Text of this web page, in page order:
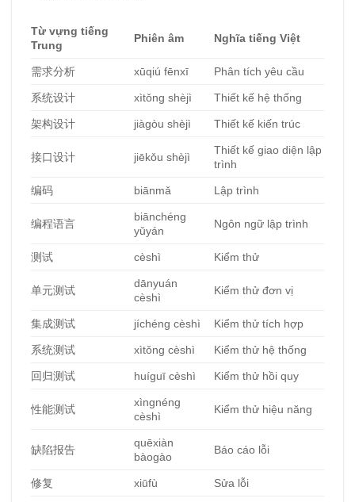
Từ vựng tiếng
Trung
Phiên âm Nghĩa tiếng Việt
需求分析 xūqiú fēnxī Phân tích yêu cầu
系统设计 xìtǒng shèjì Thiết kế hệ thống
架构设计 jiàgòu shèjì Thiết kế kiến trúc
接口设计 jiēkǒu shèjì
Thiết kế giao diện lập
trình
编码 biānmǎ Lập trình
编程语言
biānchéng
yǔyán
Ngôn ngữ lập trình
测试 cèshì Kiểm thử
单元测试
dānyuán
cèshì
Kiểm thử đơn vị
集成测试 jíchéng cèshì Kiểm thử tích hợp
系统测试 xìtǒng cèshì Kiểm thử hệ thống
回归测试 huíguī cèshì Kiểm thử hồi quy
性能测试
xìngnéng
cèshì
Kiểm thử hiệu năng
缺陷报告
quēxiàn
bàogào
Báo cáo lỗi
修复 xiūfù Sửa lỗi